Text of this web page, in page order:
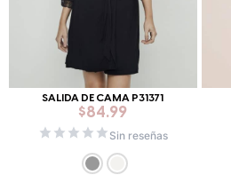
SALIDA DE CAMA P31371
$84.99
Sin reseñas